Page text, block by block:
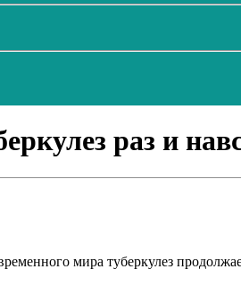
раз и
мира туберкулез